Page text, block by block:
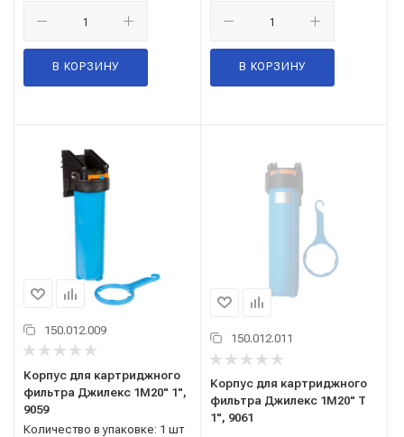
В КОРЗИНУ В КОРЗИНУ
150.012.009
Корпус для картриджного
фильтра Джилекс 1М20" 1",
9059
Количество в упаковке: 1 шт
150.012.011
Корпус для картриджного
фильтра Джилекс 1М20" Т
1", 9061